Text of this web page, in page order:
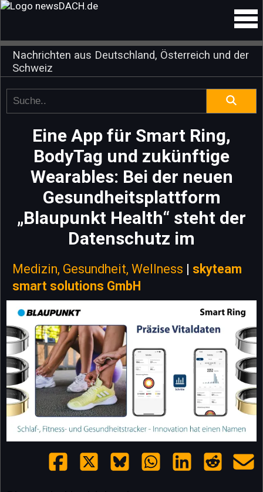
Nachrichten aus Deutschland, Österreich und der
Schweiz
Eine App für Smart Ring,
BodyTag und zukünftige
Wearables: Bei der neuen
Gesundheitsplattform
„Blaupunkt Health“ steht der
Datenschutz im
Medizin, Gesundheit, Wellness | skyteam
smart solutions GmbH